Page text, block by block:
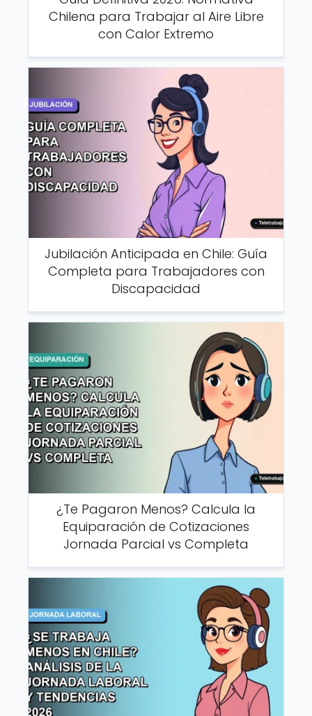
Chilena para Trabajar al Aire Libre
con Calor Extremo
Jubilación Anticipada en Chile: Guía
Completa para Trabajadores con
Discapacidad
¿Te Pagaron Menos? Calcula la
Equiparación de Cotizaciones
Jornada Parcial vs Completa